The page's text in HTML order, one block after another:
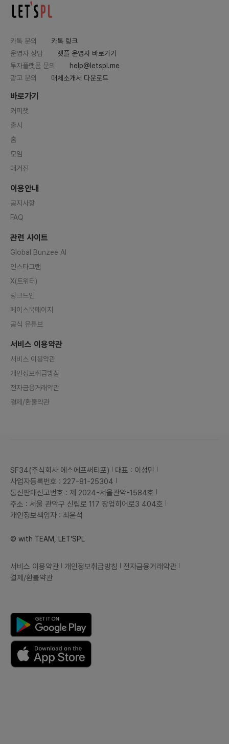
카톡 문의
카톡 링크
운영자 상담
렛플 운영자 바로가기
투자플랫폼 문의
help@letspl.me
광고 문의
매체소개서 다운로드
바로가기
커피챗
출시
홈
모임
매거진
이용안내
공지사항
FAQ
관련 사이트
Global Bunzee AI
인스타그램
X(트위터)
링크드인
페이스북페이지
공식 유튜브
서비스 이용약관
서비스 이용약관
개인정보취급방침
전자금융거래약관
결제/환불약관
SF34(주식회사 에스에프써티포)
대표 : 이성민
사업자등록번호 : 227-81-25304
통신판매신고번호 : 제 2024-서울관악-1584호
주소 : 서울 관악구 신림로 117 창업히어로3 404호
개인정보책임자 : 최윤석
© with TEAM, LET'SPL
서비스 이용약관 개인정보취급방침
전자금융거래약관
결제/환불약관